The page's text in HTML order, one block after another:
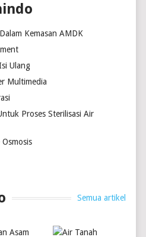
Kemasan AMDK
Ulang
Multimedia
Proses Sterilisasi Air
Semua artikel